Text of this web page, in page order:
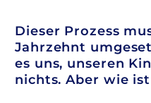
Dieser Prozess
Jahrzehnt
es uns, unseren
nichts. Aber wie